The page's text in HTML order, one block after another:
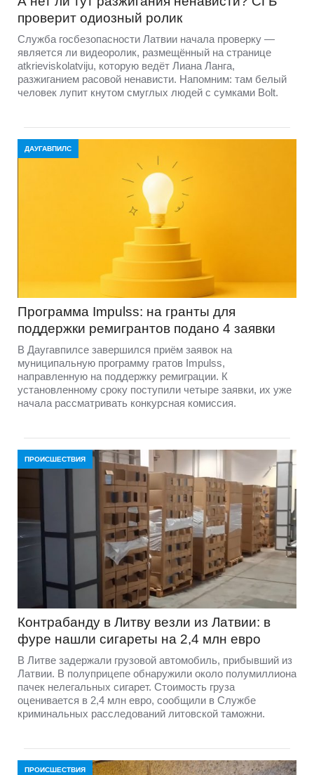
проверит одиозный ролик
Служба госбезопасности Латвии начала проверку —
является ли видеоролик, размещённый на странице
atkrieviskolatviju, которую ведёт Лиана Ланга,
разжиганием расовой ненависти. Напомним: там белый
человек лупит кнутом смуглых людей с сумками Bolt.
ДАУГАВПИЛС
Программа Impulss: на гранты для
поддержки ремигрантов подано 4 заявки
В Даугавпилсе завершился приём заявок на
муниципальную программу гратов Impulss,
направленную на поддержку ремиграции. К
установленному сроку поступили четыре заявки, их уже
начала рассматривать конкурсная комиссия.
ПРОИСШЕСТВИЯ
Контрабанду в Литву везли из Латвии: в
фуре нашли сигареты на 2,4 млн евро
В Литве задержали грузовой автомобиль, прибывший из
Латвии. В полуприцепе обнаружили около полумиллиона
пачек нелегальных сигарет. Стоимость груза
оценивается в 2,4 млн евро, сообщили в Службе
криминальных расследований литовской таможни.
ПРОИСШЕСТВИЯ